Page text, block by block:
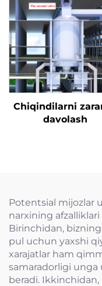
Chiqindilarni
davolash
Potentsial mijozlar
narxining
Birinchidan,
pul uchun yaxshi
xarajatlar ham
samaradorligi
beradi.